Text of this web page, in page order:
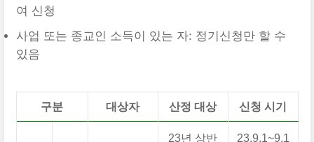
여 신청
사업 또는 종교인 소득이 있는 자: 정기신청만 할 수
있음
구분 대상자 산정 대상 신청 시기
23년 상반
23.9.1~9.1